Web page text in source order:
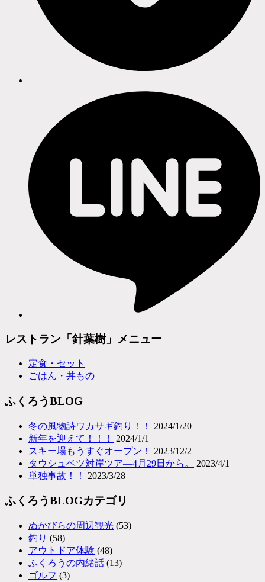
レストラン「針葉樹」メニュー
定食・セット
ごはん・丼もの
ふくろうBLOG
冬の風物詩ワカサギ釣り！！
2024/1/20
新年を迎えて！！！
2024/1/1
スキー場もうすぐオープン！
2023/12/2
タウシュベツ対岸ツア―4月29日から。
2023/4/1
単独事故！！
2023/3/28
ふくろうBLOGカテゴリ
ぬかびらの周辺観光 (53)
釣り (58)
アウトドア体験 (48)
ふくろうの内緒話 (13)
ゴルフ (3)